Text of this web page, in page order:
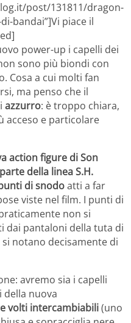
post/131811/dragon-
bandai”]Vi piace il
power-up i capelli dei
sono più biondi con
Cosa a cui molti fan
ma penso che il
azzurro: è troppo chiara,
acceso e particolare
action figure di Son
della linea S.H.
di snodoatti a far
viste nel film. I punti di
non si
dai pantaloni della tuta di
notano decisamente di
avremo sia i capelli
della nuova
volti intercambiabili(uno